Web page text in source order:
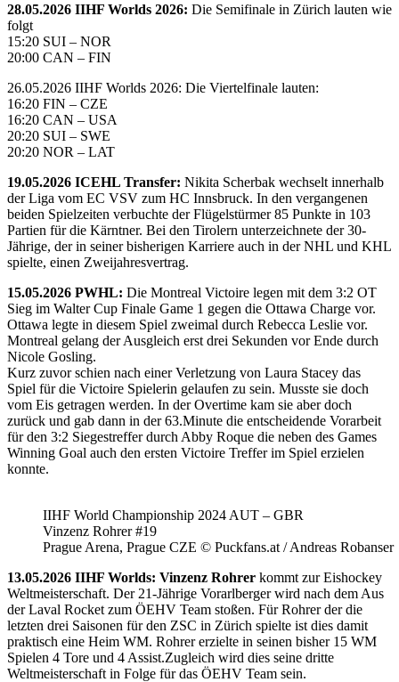
28.05.2026 IIHF Worlds 2026: Die Semifinale in Zürich lauten wie
folgt
15:20 SUI – NOR
20:00 CAN – FIN
26.05.2026 IIHF Worlds 2026: Die Viertelfinale lauten:
16:20 FIN – CZE
16:20 CAN – USA
20:20 SUI – SWE
20:20 NOR – LAT
19.05.2026 ICEHL Transfer: Nikita Scherbak wechselt innerhalb
der Liga vom EC VSV zum HC Innsbruck. In den vergangenen
beiden Spielzeiten verbuchte der Flügelstürmer 85 Punkte in 103
Partien für die Kärntner. Bei den Tirolern unterzeichnete der 30-
Jährige, der in seiner bisherigen Karriere auch in der NHL und KHL
spielte, einen Zweijahresvertrag.
15.05.2026 PWHL: Die Montreal Victoire legen mit dem 3:2 OT
Sieg im Walter Cup Finale Game 1 gegen die Ottawa Charge vor.
Ottawa legte in diesem Spiel zweimal durch Rebecca Leslie vor.
Montreal gelang der Ausgleich erst drei Sekunden vor Ende durch
Nicole Gosling.
Kurz zuvor schien nach einer Verletzung von Laura Stacey das
Spiel für die Victoire Spielerin gelaufen zu sein. Musste sie doch
vom Eis getragen werden. In der Overtime kam sie aber doch
zurück und gab dann in der 63.Minute die entscheidende Vorarbeit
für den 3:2 Siegestreffer durch Abby Roque die neben des Games
Winning Goal auch den ersten Victoire Treffer im Spiel erzielen
konnte.
IIHF World Championship 2024 AUT – GBR
Vinzenz Rohrer #19
Prague Arena, Prague CZE © Puckfans.at / Andreas Robanser
13.05.2026 IIHF Worlds: Vinzenz Rohrer kommt zur Eishockey
Weltmeisterschaft. Der 21-Jährige Vorarlberger wird nach dem Aus
der Laval Rocket zum ÖEHV Team stoßen. Für Rohrer der die
letzten drei Saisonen für den ZSC in Zürich spielte ist dies damit
praktisch eine Heim WM. Rohrer erzielte in seinen bisher 15 WM
Spielen 4 Tore und 4 Assist.Zugleich wird dies seine dritte
Weltmeisterschaft in Folge für das ÖEHV Team sein.